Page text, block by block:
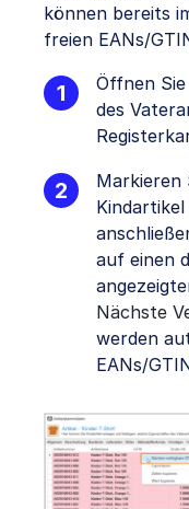
können bereits
freien EANs/
Öffnen
des
Markieren
auf einen
Nächste
werden
EANs/